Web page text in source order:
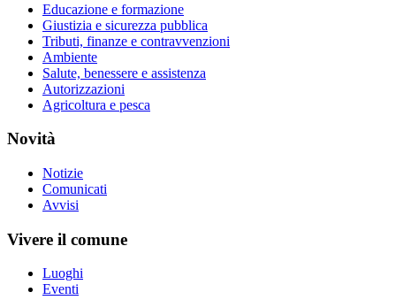
Educazione e formazione
Giustizia e sicurezza pubblica
Tributi, finanze e contravvenzioni
Ambiente
Salute, benessere e assistenza
Autorizzazioni
Agricoltura e pesca
Novità
Notizie
Comunicati
Avvisi
Vivere il comune
Luoghi
Eventi